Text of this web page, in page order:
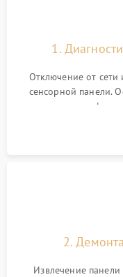
1.
Отключение от сети
сенсорной панели.
проверка
клиента о
2.
Извлечение